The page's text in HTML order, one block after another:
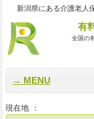
新潟県にある介護老人
有
全国の
MENU
現在地 ：